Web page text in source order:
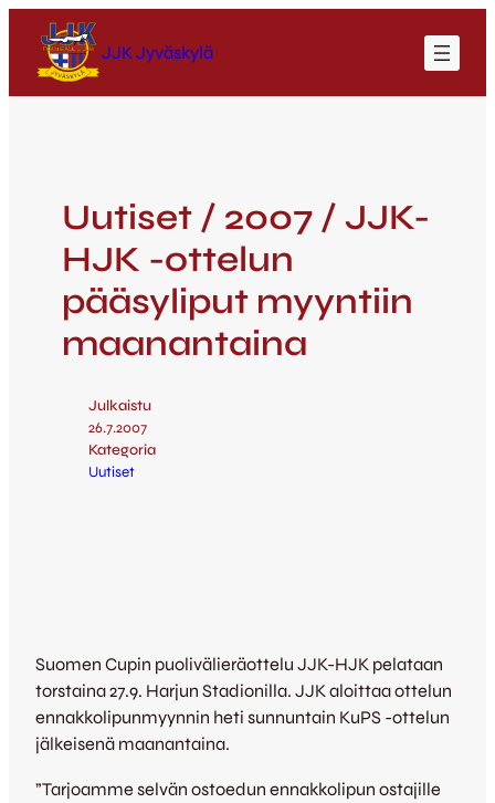
JJK Jyväskylä
Uutiset / 2007 / JJK-
HJK -ottelun
pääsyliput myyntiin
maanantaina
Julkaistu
26.7.2007
Kategoria
Uutiset
Suomen Cupin puolivälieräottelu JJK-HJK pelataan
torstaina 27.9. Harjun Stadionilla. JJK aloittaa ottelun
ennakkolipunmyynnin heti sunnuntain KuPS -ottelun
jälkeisenä maanantaina.
”Tarjoamme selvän ostoedun ennakkolipun ostajille